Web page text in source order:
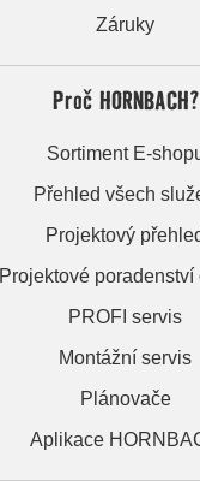
Záruky
Proč HORNBACH?
Sortiment E-
Přehled všech
Projektový
Projektové poradenství
PROFI servis
Montážní servis
Plánovače
Aplikace